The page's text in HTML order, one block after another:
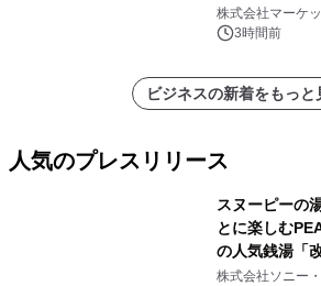
レポートを発表
株式会社マーケ
3時間前
ビジネスの新着をもっと
人気のプレスリリース
スヌーピーの
とに楽しむ
の人気銭湯「
ラボレーショ
株式会社ソニー